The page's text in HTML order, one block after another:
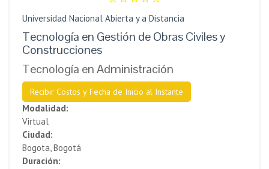
Universidad Nacional Abierta y a Distancia
Tecnología en Gestión de Obras Civiles y
Construcciones
Tecnología en Administración
Recibir Costos y Fecha de Inicio al Instante
Modalidad:
Virtual
Ciudad:
Bogota, Bogotá
Duración: